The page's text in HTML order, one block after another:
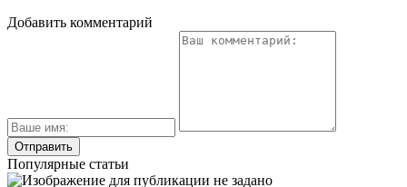
Добавить комментарий
Популярные статьи